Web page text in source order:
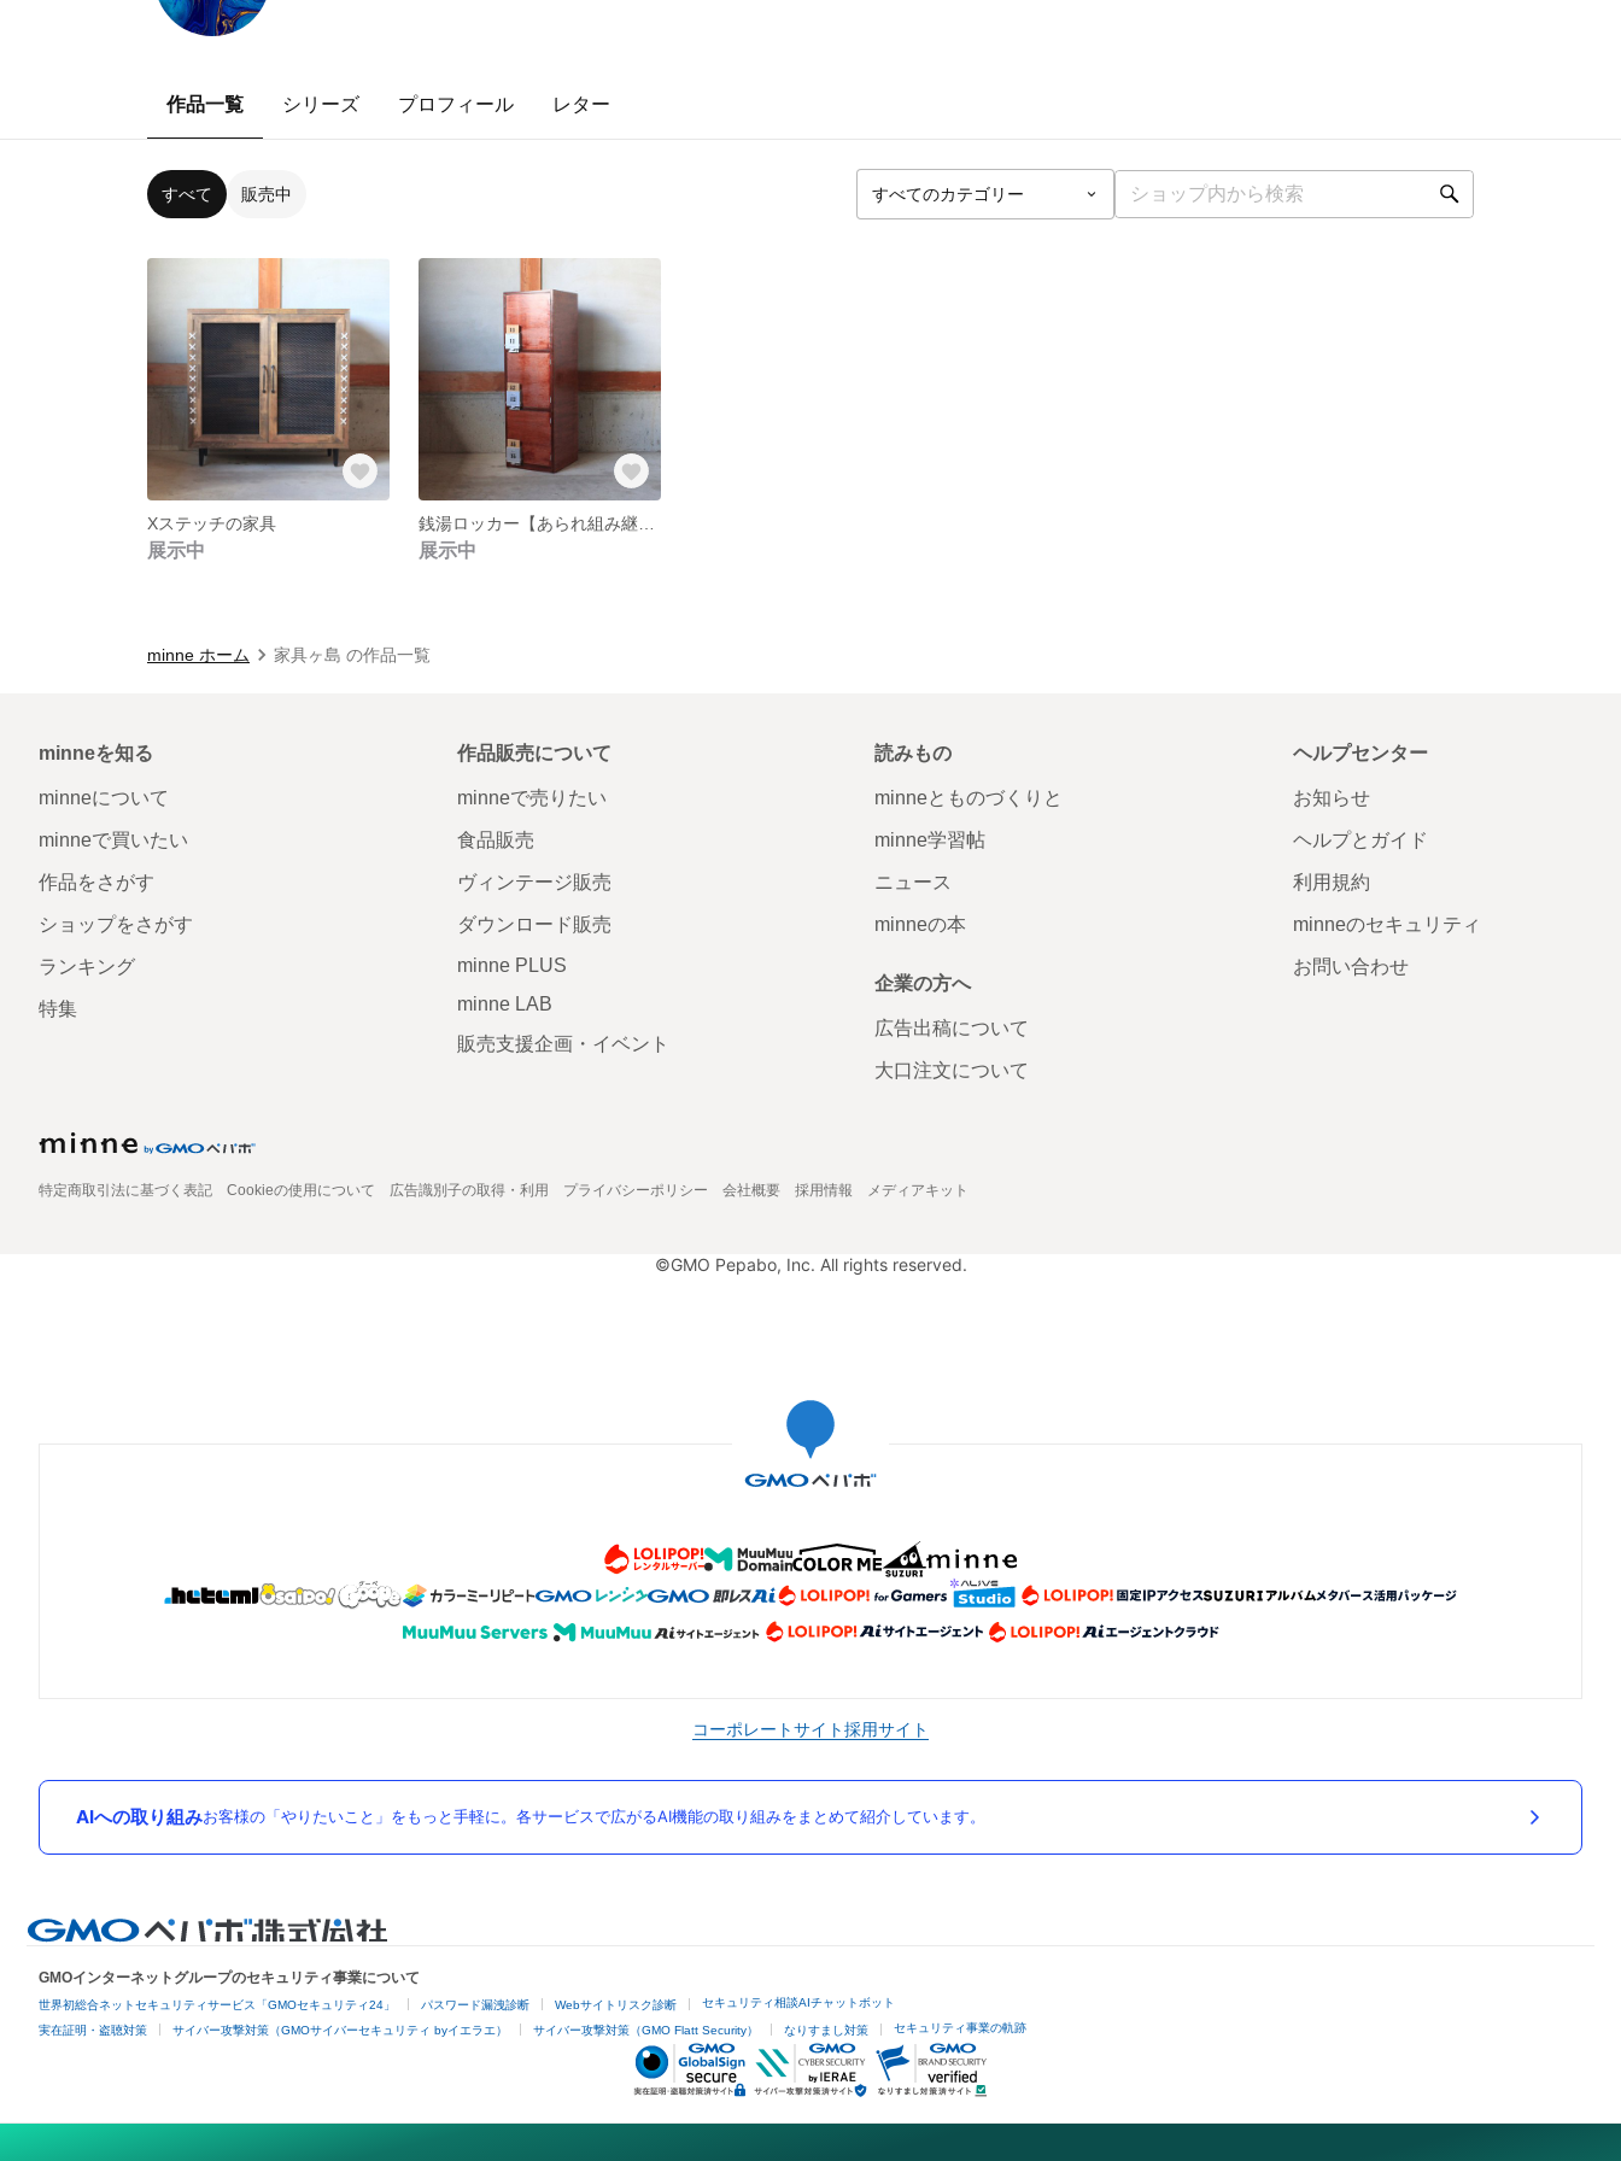
作品一覧 シリーズ プロフィール レター
すべて 販売中
Xステッチの家具
展示中 展示中
minne ホーム 家具ヶ島 の作品一覧
minneを知る
minneについて
minneで買いたい
作品をさがす
ショップをさがす
ランキング
特集
作品販売について
minneで売りたい
食品販売
ヴィンテージ販売
ダウンロード販売
minne PLUS
minne LAB
販売支援企画・イベント
読みもの
minneとものづくりと
minne学習帖
ニュース
minneの本
企業の方へ
広告出稿について
大口注文について
ヘルプセンター
お知らせ
ヘルプとガイド
利用規約
minneのセキュリティ
お問い合わせ
特定商取引法に基づく表記 Cookieの使用について 広告識別子の取得・利用 プライバシーポリシー 会社概要 採用情報 メディアキット
©GMO Pepabo, Inc. All rights reserved.
コーポレートサイト採用サイト
AIへの取り組みお客様の「やりたいこと」をもっと手軽に。各サービスで広がるAI機能の取り組みをまとめて紹介しています。
GMOインターネットグループのセキュリティ事業について
世界初総合ネットセキュリティサービス「GMOセキュリティ24」 パスワード漏洩診断 Webサイトリスク診断 セキュリティ相談AIチャットボット
実在証明・盗聴対策 サイバー攻撃対策（GMOサイバーセキュリティ byイエラエ） サイバー攻撃対策（GMO Flatt Security） なりすまし対策 セキュリティ事業の軌跡